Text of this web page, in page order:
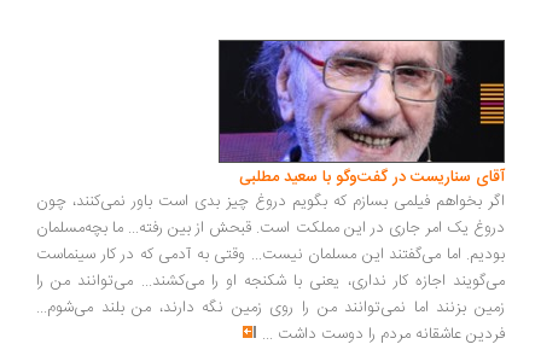
سناریست در گفت‌وگو با سعید مطلبی
بخواهم فیلمی بسازم که بگویم دروغ چیز بدی است باور نمی‌کنند، چون
یک امر جاری در این مملکت است. قبحش از بین رفته... ما بچه‌مسلمان
اما می‌گفتند این مسلمان نیست... وقتی به آدمی که در کار سینماست
اجازه کار نداری، یعنی با شکنجه او را می‌کشند... می‌توانند من را
بزنند اما نمی‌توانند من را روی زمین نگه دارند، من بلند می‌شوم...
عاشقانه مردم را دوست داشت ...